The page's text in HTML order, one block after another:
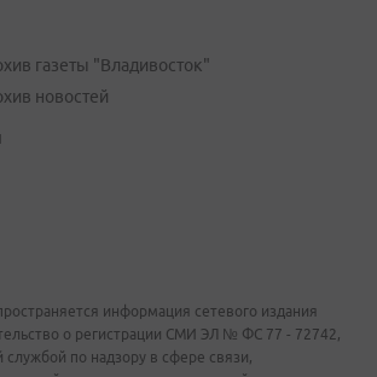
газеты "Владивосток"
новостей
информация сетевого издания
о регистрации СМИ ЭЛ № ФС 77 - 72742,
по надзору в сфере связи,